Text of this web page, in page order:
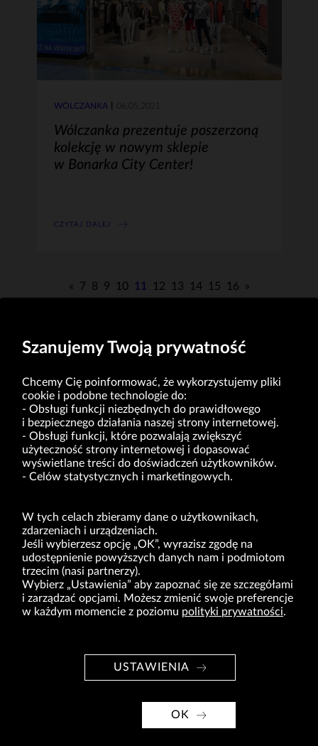
WÓLCZANKA 06.05.2021
Wólczanka prezentuje poszerzoną
kolekcję w nowym sklepie
w Bonarka City Center!
CZYTAJ DALEJ
« 7 8 9 10 11 12 13 14 15 16 »
VRG S.A. | ul. Pilotów 10 | 31-462 Kraków
NIP: 675-000-03-61
Sąd Rejonowy dla Krakowa-Śródmieścia w Krakowie,
Wydział XI Gospodarczy Krajowego Rejestru Sądowego nr 0000047082
Kapitał zakładowy w wysokości 49.122.108,00 zł, w pełni opłacony
(Dz.U. 2019 r. poz. 118 z zm.).
O NAS
DLA INWESTORÓW
Szanujemy Twoją prywatność
Chcemy Cię poinformować, że wykorzystujemy pliki
cookie i podobne technologie do:
Obsługi funkcji niezbędnych do prawidłowego
i bezpiecznego działania naszej strony internetowej.
Obsługi funkcji, które pozwalają zwiększyć
użyteczność strony internetowej i dopasować
wyświetlane treści do doświadczeń użytkowników.
Celów statystycznych i marketingowych.
W tych celach zbieramy dane o użytkownikach,
zdarzeniach i urządzeniach.
Jeśli wybierzesz opcję „OK”, wyrazisz zgodę na
udostępnienie powyższych danych nam i podmiotom
trzecim (nasi partnerzy).
Wybierz „Ustawienia” aby zapoznać się ze szczegółami
i zarządzać opcjami. Możesz zmienić swoje preferencje
w każdym momencie z poziomu polityki prywatności.
USTAWIENIA
OK